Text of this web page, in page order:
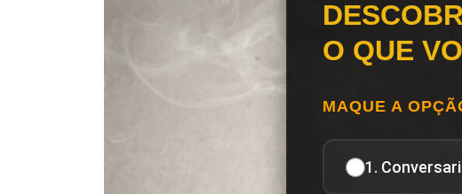
O QUE
MAQUE A
1.